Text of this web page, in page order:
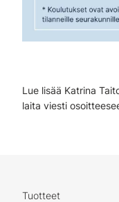
Lue lisää Katrina
laita viesti
Tuotteet